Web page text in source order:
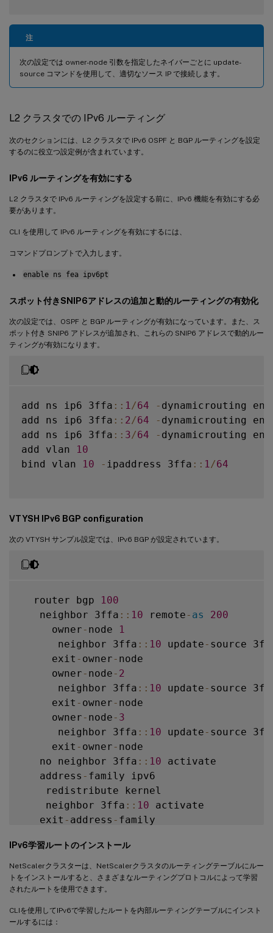
注
次の設定では owner-node 引数を指定したネイバーごとに update-
source コマンドを使用して、適切なソース IP で接続します。
L2 クラスタでの IPv6 ルーティング
次のセクションには、L2 クラスタで IPv6 OSPF と BGP ルーティングを設定
するのに役立つ設定例が含まれています。
IPv6 ルーティングを有効にする
L2 クラスタで IPv6 ルーティングを設定する前に、IPv6 機能を有効にする必
要があります。
CLI を使用して IPv6 ルーティングを有効にするには、
コマンドプロンプトで入力します。
enable ns fea ipv6pt
スポット付きSNIP6アドレスの追加と動的ルーティングの有効化
次の設定では、OSPF と BGP ルーティングが有効になっています。また、ス
ポット付き SNIP6 アドレスが追加され、これらの SNIP6 アドレスで動的ルー
ティングが有効になります。
add ns ip6 3ffa : : 1 /64 - dynamicrouting
add ns ip6 3ffa : : 2 /64 - dynamicrouting
add ns ip6 3ffa : : 3/64 - dynamicrouting
add vlan
10
bind vlan
10 - ipaddress 3ffa : : 1 /64
VTYSH IPv6 BGP configuration
次の VTYSH サンプル設定では、IPv6 BGP が設定されています。
  router bgp
100
   neighbor 3ffa
: : 10 remote - as
200
     owner
- node
1
      neighbor 3ffa
: : 10 update - source
     exit
- owner - node
     owner
- node - 2
      neighbor 3ffa
: : 10 update - source
     exit
- owner - node
     owner
- node - 3
      neighbor 3ffa
: : 10 update - source
     exit
- owner - node
   no neighbor 3ffa
: : 10 activate
   address
- family ipv6
    redistribute kernel
    neighbor 3ffa
: : 10 activate
   exit
- address - family
IPv6学習ルートのインストール
NetScalerクラスターは、NetScalerクラスタのルーティングテーブルにルー
トをインストールすると、さまざまなルーティングプロトコルによって学習
されたルートを使用できます。
CLIを使用してIPv6で学習したルートを内部ルーティングテーブルにインスト
ールするには：